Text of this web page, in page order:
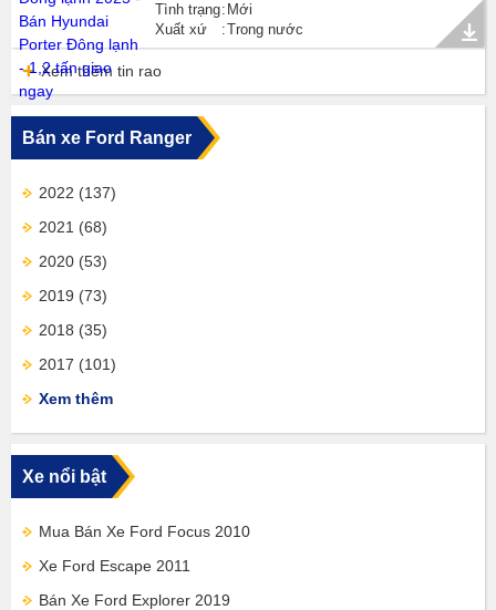
Tình trạng Mới
Xuất xứ
Trong nước
Xem thêm tin rao
Bán xe Ford Ranger
2022 (137)
2021 (68)
2020 (53)
2019 (73)
2018 (35)
2017 (101)
Xem thêm
Xe nổi bật
Mua Bán Xe Ford Focus 2010
Xe Ford Escape 2011
Bán Xe Ford Explorer 2019